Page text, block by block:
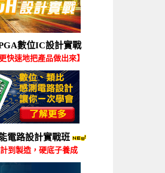
數位IC設計實戰
快速地把產品做出來】
電路設計實戰班
到製造，硬底子養成